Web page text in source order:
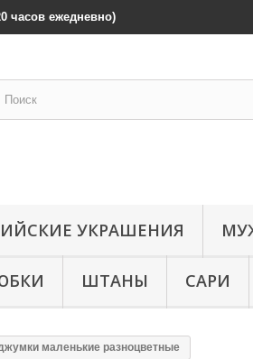
часов ежедневно)
УКРАШЕНИЯ
ШТАНЫ САРИ
маленькие разноцветные